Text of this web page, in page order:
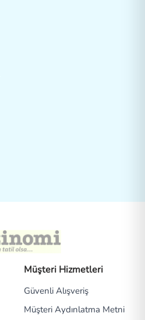
Müşteri Hizmetleri
Güvenli Alışveriş
Müşteri Aydınlatma Metni